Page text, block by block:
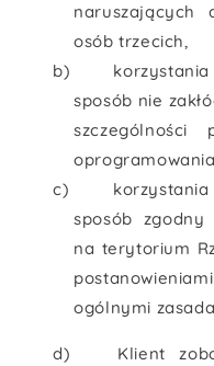
naruszających
osób trzecich,
b)
sposób nie
szczególności
c)
sposób zgodny
na terytorium
ogólnymi
d)
Klient